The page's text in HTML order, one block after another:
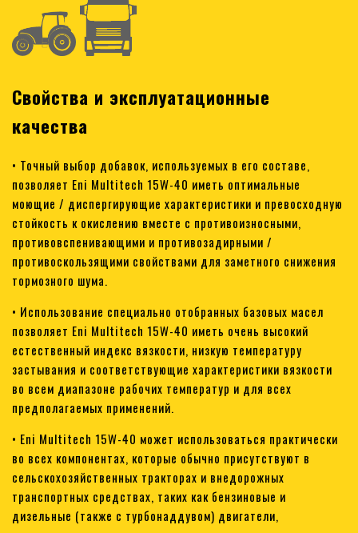
Свойства и эксплуатационные
качества
• Точный выбор добавок, используемых в его составе,
позволяет Eni Multitech 15W-40 иметь оптимальные
моющие / диспергирующие характеристики и превосходную
стойкость к окислению вместе с противоизносными,
противовспенивающими и противозадирными /
противоскользящими свойствами для заметного снижения
тормозного шума.
• Использование специально отобранных базовых масел
позволяет Eni Multitech 15W-40 иметь очень высокий
естественный индекс вязкости, низкую температуру
застывания и соответствующие характеристики вязкости
во всем диапазоне рабочих температур и для всех
предполагаемых применений.
• Eni Multitech 15W-40 может использоваться практически
во всех компонентах, которые обычно присутствуют в
сельскохозяйственных тракторах и внедорожных
транспортных средствах, таких как бензиновые и
дизельные (также с турбонаддувом) двигатели,